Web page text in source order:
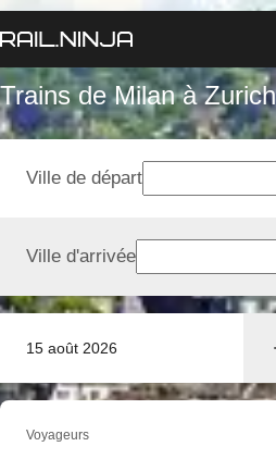
Trains de Milan à Zurich
15 août 2026
Ville de départ
Ville d'arrivée
Voyageurs